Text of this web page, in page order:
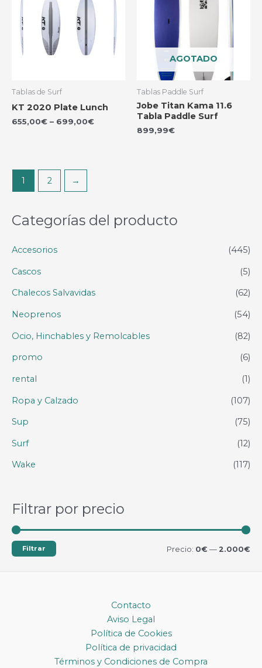
Categorías del producto
Accesorios (445)
Cascos (5)
Chalecos Salvavidas (62)
Neoprenos (54)
Ocio, Hinchables y Remolcables (82)
promo (6)
rental (1)
Ropa y Calzado (107)
Sup (75)
Surf (12)
Wake (117)
Filtrar por precio
PP
Filtrar Precio: 0€ — 2.000€
Tablas de Surf
KT 2020 Plate Lunch
655,00€ – 699,00€
AGOTADO
Tablas Paddle Surf
Jobe Titan Kama 11.6
Tabla Paddle Surf
899,99€
1 2 →
Contacto
Aviso Legal
Política de Cookies
Política de privacidad
Términos y Condiciones de Compra